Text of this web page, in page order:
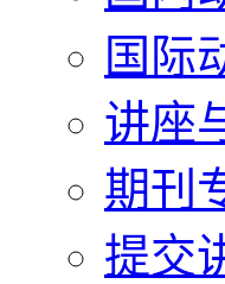
国际
讲座
期刊
提交